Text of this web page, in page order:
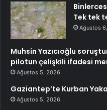
Tek tek
Ağustos
Muhsin Yazıcıoğlu
pilotun çelişkili ifadesi
Ağustos 5, 2026
Gaziantep’te Kurban
Ağustos 5, 2026